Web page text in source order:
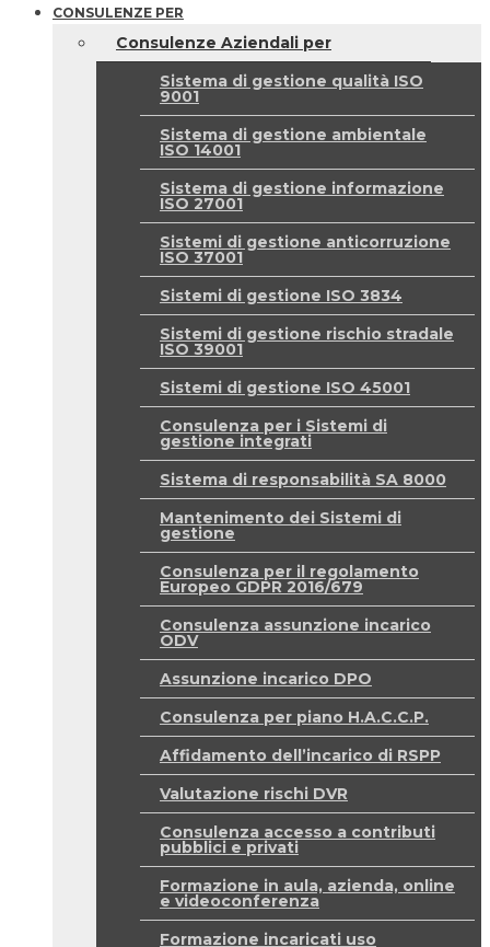
CONSULENZE PER
Consulenze Aziendali per
Sistema di gestione qualità ISO
9001
Sistema di gestione ambientale
ISO 14001
Sistema di gestione informazione
ISO 27001
Sistemi di gestione anticorruzione
ISO 37001
Sistemi di gestione ISO 3834
Sistemi di gestione rischio stradale
ISO 39001
Sistemi di gestione ISO 45001
Consulenza per i Sistemi di
gestione integrati
Sistema di responsabilità SA 8000
Mantenimento dei Sistemi di
gestione
Consulenza per il regolamento
Europeo GDPR 2016/679
Consulenza assunzione incarico
ODV
Assunzione incarico DPO
Consulenza per piano H.A.C.C.P.
Affidamento dell’incarico di RSPP
Valutazione rischi DVR
Consulenza accesso a contributi
pubblici e privati
Formazione in aula, azienda, online
e videoconferenza
Formazione incaricati uso